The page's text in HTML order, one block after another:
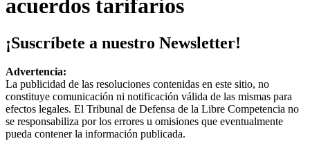
acuerdos tarifarios
¡Suscríbete a nuestro Newsletter!
Advertencia:
La publicidad de las resoluciones contenidas en este sitio, no
constituye comunicación ni notificación válida de las mismas para
efectos legales. El Tribunal de Defensa de la Libre Competencia no
se responsabiliza por los errores u omisiones que eventualmente
pueda contener la información publicada.